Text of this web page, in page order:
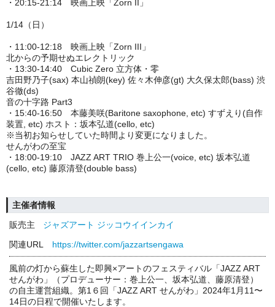
・20:15-21:14 映画上映「Zorn II」
1/14（日）
・11:00-12:18 映画上映「Zorn III」
北からの予期せぬエレクトリック
・13:30-14:40 Cubic Zero 立方体・零
吉田野乃子(sax) 本山禎朗(key) 佐々木伸彦(gt) 大久保太郎(bass) 渋
谷徹(ds)
音の十字路 Part3
・15:40-16:50 本藤美咲(Baritone saxophone, etc) すずえり(自作
装置, etc) ホスト：坂本弘道(cello, etc)
※当初お知らせしていた時間より変更になりました。
せんがわの至宝
・18:00-19:10 JAZZ ART TRIO 巻上公一(voice, etc) 坂本弘道
(cello, etc) 藤原清登(double bass)
主催者情報
販売主
ジャズアート ジッコウイインカイ
関連URL
https://twitter.com/jazzartsengawa
風前の灯から蘇生した即興×アートのフェスティバル「JAZZ ART
せんがわ」（プロデューサー：巻上公一、坂本弘道、藤原清登）
の自主運営組織。第1６回「JAZZ ART せんがわ」2024年1月11〜
14日の日程で開催いたします。